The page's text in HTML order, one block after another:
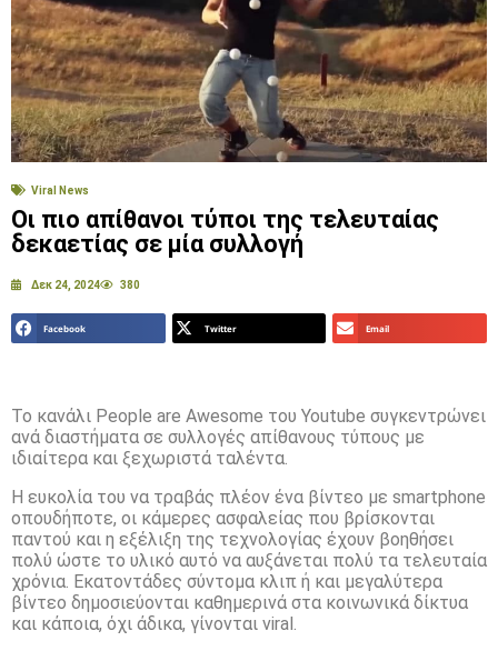
Viral News
Οι πιο απίθανοι τύποι της τελευταίας
δεκαετίας σε μία συλλογή
Δεκ 24, 2024 380
Facebook Twitter Email
Το κανάλι People are Awesome του Youtube συγκεντρώνει
ανά διαστήματα σε συλλογές απίθανους τύπους με
ιδιαίτερα και ξεχωριστά ταλέντα.
Η ευκολία του να τραβάς πλέον ένα βίντεο με smartphone
οπουδήποτε, οι κάμερες ασφαλείας που βρίσκονται
παντού και η εξέλιξη της τεχνολογίας έχουν βοηθήσει
πολύ ώστε το υλικό αυτό να αυξάνεται πολύ τα τελευταία
χρόνια. Εκατοντάδες σύντομα κλιπ ή και μεγαλύτερα
βίντεο δημοσιεύονται καθημερινά στα κοινωνικά δίκτυα
και κάποια, όχι άδικα, γίνονται viral.